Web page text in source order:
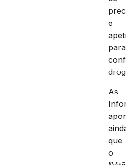
e
para
As
que
o